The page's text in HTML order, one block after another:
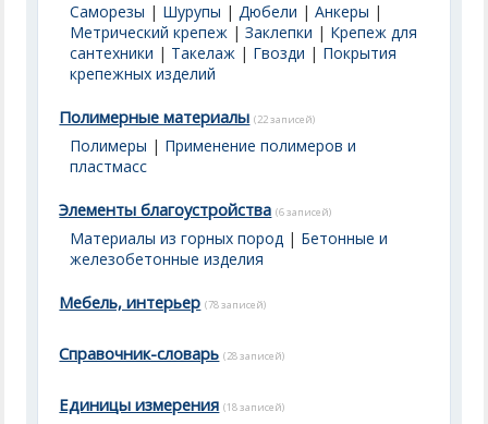
Саморезы | Шурупы |Дюбели |Анкеры |
Метрический крепеж |Заклепки | Крепеж для
сантехники | Такелаж | Гвозди | Покрытия
крепежных изделий
Полимерные материалы (22 записей)
Полимеры | Применение полимеров и
пластмасс
Элементы благоустройства (6 записей)
Материалы из горных пород | Бетонные и
железобетонные изделия
Мебель, интерьер (78 записей)
Справочник-словарь (28 записей)
Единицы измерения (18 записей)